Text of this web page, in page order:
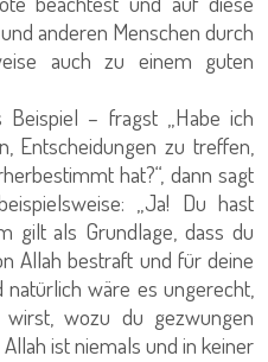
anderen Menschen durch
auch zu einem guten
– fragst „Habe ich
Entscheidungen zu treffen,
hat?“, dann sagt
„Ja! Du hast
gilt als Grundlage, dass du
Allah bestraft und für deine
wäre es ungerecht,
wozu du gezwungen
ist niemals und in keiner